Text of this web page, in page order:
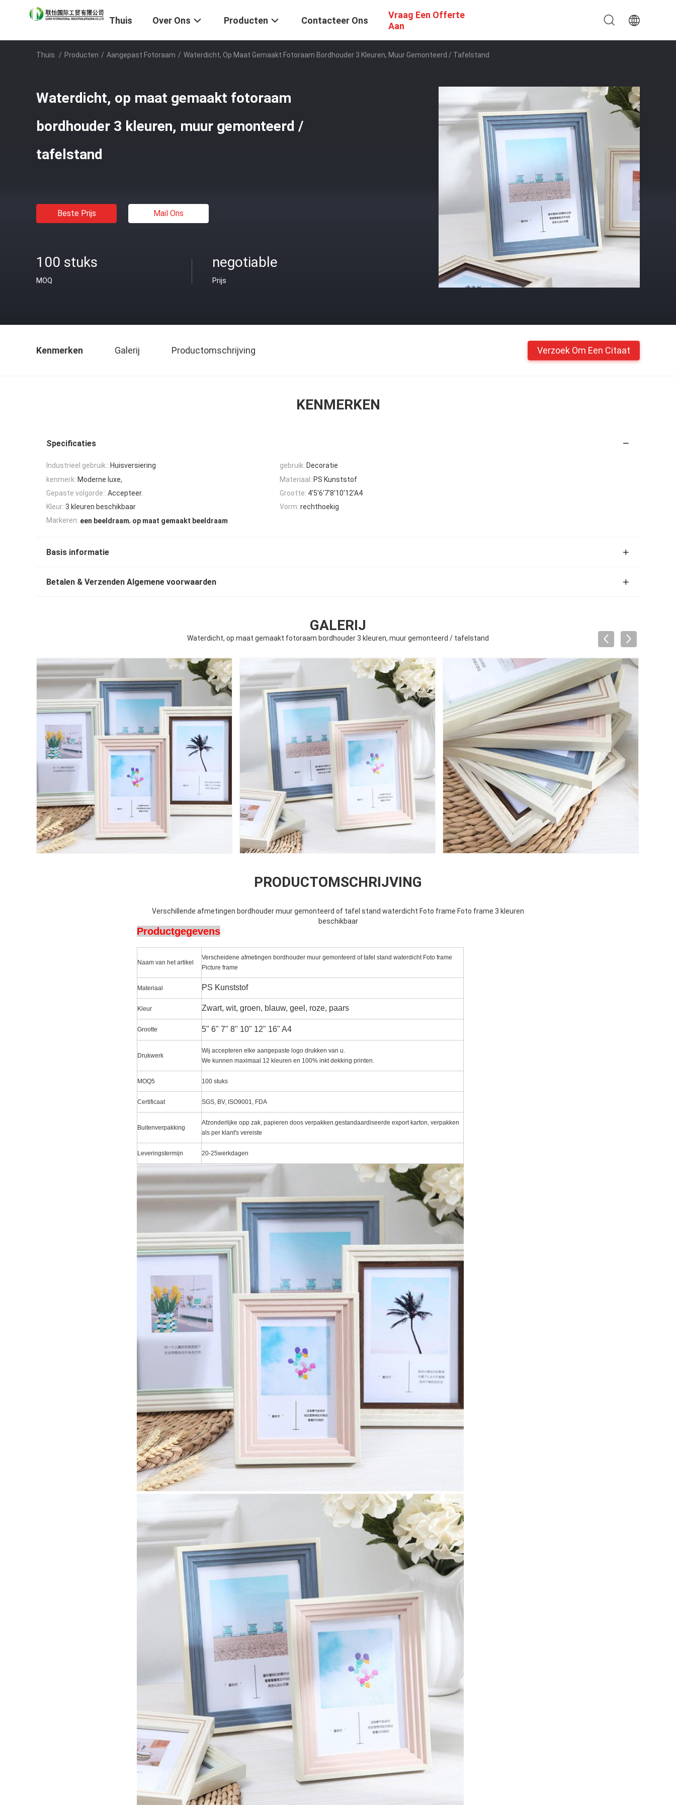
Thuis Over Ons Producten Contacteer Ons
Vraag Een Offerte
Aan
Thuis / Producten / Aangepast Fotoraam / Waterdicht, Op Maat Gemaakt Fotoraam Bordhouder 3 Kleuren, Muur Gemonteerd / Tafelstand
Waterdicht, op maat gemaakt fotoraam
bordhouder 3 kleuren, muur gemonteerd /
tafelstand
Beste Prijs Mail Ons
100 stuks
MOQ
negotiable
Prijs
Kenmerken Galerij Productomschrijving Verzoek Om Een Citaat
KENMERKEN
Specificaties
Industrieel gebruik:: Huisversiering gebruik: Decoratie
kenmerk: Moderne luxe, Materiaal: PS Kunststof
Gepaste volgorde:: Accepteer. Grootte: 4'5'6'7'8'10'12'A4
Kleur: 3 kleuren beschikbaar Vorm: rechthoekig
Markeren: een beeldraam, op maat gemaakt beeldraam
Basis informatie
Betalen & Verzenden Algemene voorwaarden
GALERIJ
Waterdicht, op maat gemaakt fotoraam bordhouder 3 kleuren, muur gemonteerd / tafelstand
PRODUCTOMSCHRIJVING
Verschillende afmetingen bordhouder muur gemonteerd of tafel stand waterdicht Foto frame Foto frame 3 kleuren
beschikbaar
Productgegevens
Naam van het artikel
Verscheidene afmetingen bordhouder muur gemonteerd of tafel stand waterdicht Foto frame
Picture frame
Materiaal PS Kunststof
Kleur Zwart, wit, groen, blauw, geel, roze, paars
Grootte 5" 6" 7" 8" 10" 12" 16" A4
Drukwerk
Wij accepteren elke aangepaste logo drukken van u.
We kunnen maximaal 12 kleuren en 100% inkt dekking printen.
MOQ5 100 stuks
Certificaat SGS, BV, ISO9001, FDA
Buitenverpakking
Afzonderlijke opp zak, papieren doos verpakken.gestandaardiseerde export karton, verpakken
als per klant's vereiste
Leveringstermijn 20-25werkdagen